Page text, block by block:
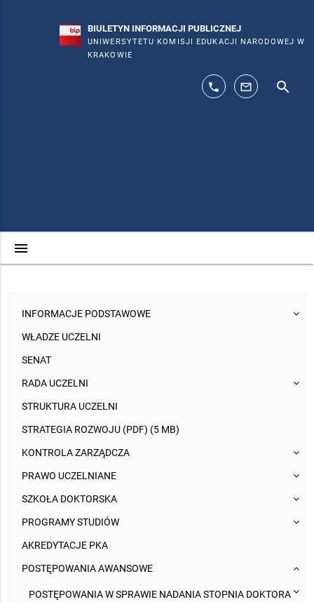
BIULETYN INFORMACJI PUBLICZNEJ
UNIWERSYTETU KOMISJI EDUKACJI NARODOWEJ W
KRAKOWIE
phone mail_outline search
menu
INFORMACJE PODSTAWOWE
WŁADZE UCZELNI
SENAT
RADA UCZELNI
STRUKTURA UCZELNI
STRATEGIA ROZWOJU (PDF) (5 MB)
KONTROLA ZARZĄDCZA
PRAWO UCZELNIANE
SZKOŁA DOKTORSKA
PROGRAMY STUDIÓW
AKREDYTACJE PKA
POSTĘPOWANIA AWANSOWE
POSTĘPOWANIA W SPRAWIE NADANIA STOPNIA DOKTORA